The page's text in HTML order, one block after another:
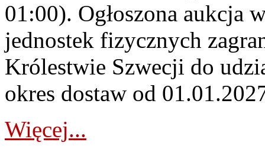
01:00). Ogłoszona aukcja
jednostek fizycznych
Królestwie Szwecji do
okres dostaw od
Więcej...